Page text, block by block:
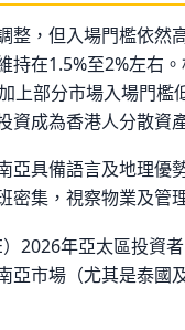
整，但入場門檻依然
持在1.5%至2%左右
上部分市場入場門檻
資成為香港人分散資
亞具備語言及地理優
密集，視察物業及管
2026年亞太區投資
亞市場（尤其是泰國